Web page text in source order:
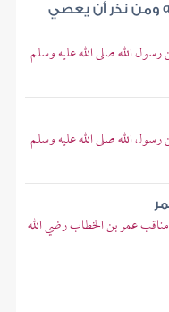
ومن نذر أن يعصي
الله صلى الله عليه وسلم
الله صلى الله عليه وسلم
عمر بن الخطاب رضي الله